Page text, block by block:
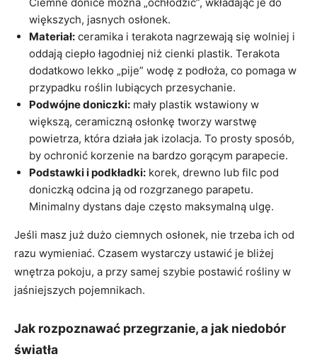
większych, jasnych osłonek.
Materiał: ceramika i terakota nagrzewają się wolniej i
oddają ciepło łagodniej niż cienki plastik. Terakota
dodatkowo lekko „pije” wodę z podłoża, co pomaga w
przypadku roślin lubiących przesychanie.
Podwójne doniczki: mały plastik wstawiony w
większą, ceramiczną osłonkę tworzy warstwę
powietrza, która działa jak izolacja. To prosty sposób,
by ochronić korzenie na bardzo gorącym parapecie.
Podstawki i podkładki: korek, drewno lub filc pod
doniczką odcina ją od rozgrzanego parapetu.
Minimalny dystans daje często maksymalną ulgę.
Jeśli masz już dużo ciemnych osłonek, nie trzeba ich od
razu wymieniać. Czasem wystarczy ustawić je bliżej
wnętrza pokoju, a przy samej szybie postawić rośliny w
jaśniejszych pojemnikach.
Jak rozpoznawać przegrzanie, a jak niedobór
światła